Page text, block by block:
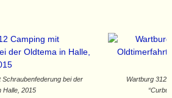
Schraubenfederung bei der
Halle, 2015
Wartburg 312/